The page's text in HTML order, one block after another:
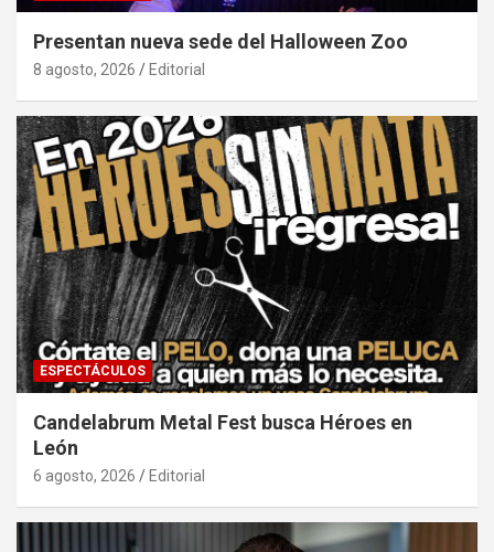
Presentan nueva sede del Halloween Zoo
8 agosto, 2026 Editorial
ESPECTÁCULOS
Candelabrum Metal Fest busca Héroes en
León
6 agosto, 2026 Editorial